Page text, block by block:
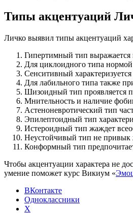
Типы акцентуаций
Личко выявил типы акцентуаций
Гипертимный тип выражается
Для циклоидного типа нормой
Сенситивный
Для лабильного типа также
Шизоидный тип проявляется
Мнительность и наличие
Астеноневротический тип
Эпилептоидный тип
Истероидный тип жаждет
Неустойчивый тип не привык
Конформный тип
Чтобы акцентуации характера не
умение поможет курс Викиум «
ВКонтакте
Одноклассники
X